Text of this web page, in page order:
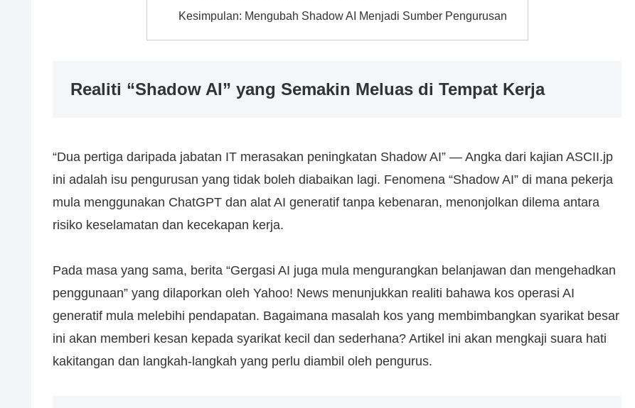
Kesimpulan: Mengubah Shadow AI Menjadi Sumber Pengurusan
Realiti “Shadow AI” yang Semakin Meluas di Tempat Kerja
“Dua pertiga daripada jabatan IT merasakan peningkatan Shadow AI” — Angka dari kajian ASCII.jp
ini adalah isu pengurusan yang tidak boleh diabaikan lagi. Fenomena “Shadow AI” di mana pekerja
mula menggunakan ChatGPT dan alat AI generatif tanpa kebenaran, menonjolkan dilema antara
risiko keselamatan dan kecekapan kerja.
Pada masa yang sama, berita “Gergasi AI juga mula mengurangkan belanjawan dan mengehadkan
penggunaan” yang dilaporkan oleh Yahoo! News menunjukkan realiti bahawa kos operasi AI
generatif mula melebihi pendapatan. Bagaimana masalah kos yang membimbangkan syarikat besar
ini akan memberi kesan kepada syarikat kecil dan sederhana? Artikel ini akan mengkaji suara hati
kakitangan dan langkah-langkah yang perlu diambil oleh pengurus.